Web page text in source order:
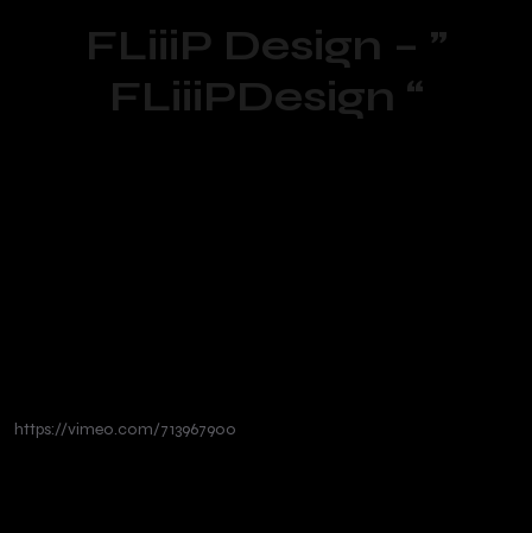
FLiiiP Design – ”
FLiiiPDesign “
https://vimeo.com/713967900